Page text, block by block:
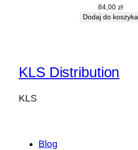
84,00 zł
Dodaj do koszyka
KLS Distribution
KLS
Blog